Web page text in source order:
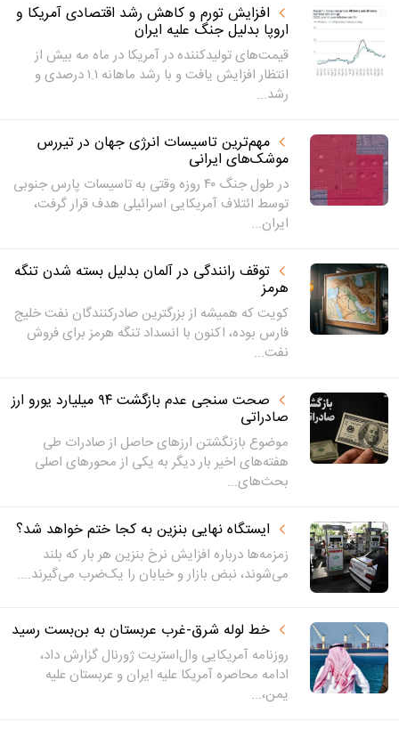
افزایش تورم و کاهش رشد اقتصادی آمریکا و
اروپا بدلیل جنگ علیه ایران
قیمت‌های تولیدکننده در آمریکا در ماه مه بیش از
انتظار افزایش یافت و با رشد ماهانه ۱.۱ درصدی و
رشد...
مهم‌ترین تاسیسات انرژی جهان در تیررس
موشک‌های ایرانی
در طول جنگ ۴۰ روزه وقتی به تاسیسات پارس جنوبی
توسط ائتلاف آمریکایی اسرائیلی هدف قرار گرفت،
ایران...
توقف رانندگی در آلمان بدلیل بسته شدن تنگه
هرمز
کویت که همیشه از بزرگترین صادرکنندگان نفت خلیج
فارس بوده، اکنون با انسداد تنگه هرمز برای فروش
نفت...
صحت سنجی عدم بازگشت ۹۴ میلیارد یورو ارز
صادراتی
موضوع بازنگشتن ارزهای حاصل از صادرات طی
هفته‌های اخیر بار دیگر به یکی از محورهای اصلی
بحث‌های...
ایستگاه نهایی بنزین به کجا ختم خواهد شد؟
زمزمه‌ها درباره افزایش نرخ بنزین هر بار که بلند
می‌شوند، نبض بازار و خیابان را یک‌ضرب می‌گیرند....
خط لوله شرق‑غرب عربستان به بن‌بست رسید
روزنامه آمریکایی وال‌استریت ژورنال گزارش داد،
ادامه محاصره آمریکا علیه ایران و عربستان علیه
یمن،...